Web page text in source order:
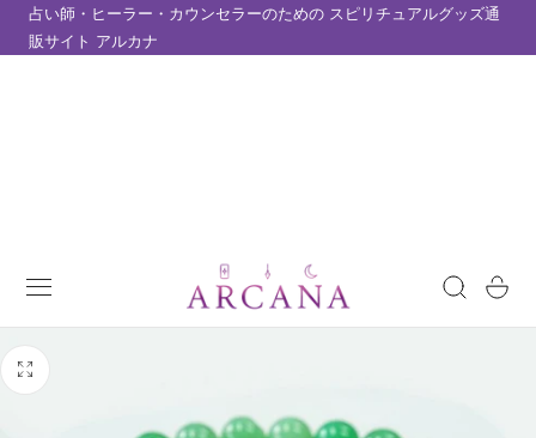
ツにスキップ
占い師・ヒーラー・カウンセラーのための スピリチュアルグッズ通
販サイト アルカナ
ー